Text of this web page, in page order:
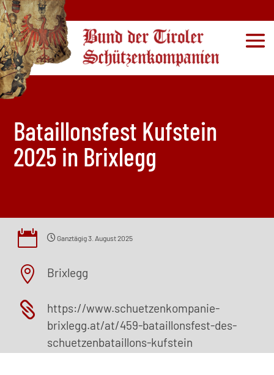
Bataillonsfest Kufstein
2025 in Brixlegg
 Ganztägig3. August 2025
 Brixlegg

https://www.schuetzenkompanie-
brixlegg.at/at/459-bataillonsfest-des-
schuetzenbataillons-kufstein